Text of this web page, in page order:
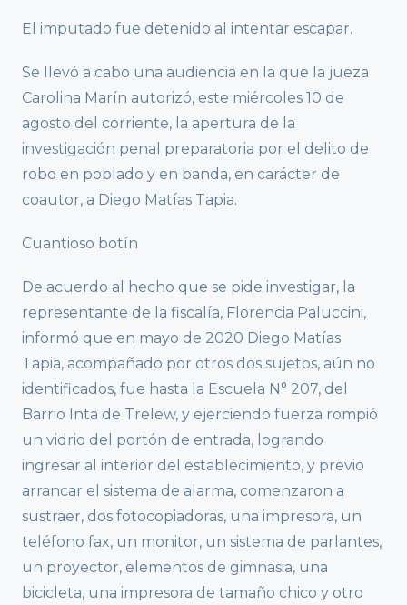
El imputado fue detenido al intentar escapar.
Se llevó a cabo una audiencia en la que la jueza
Carolina Marín autorizó, este miércoles 10 de
agosto del corriente, la apertura de la
investigación penal preparatoria por el delito de
robo en poblado y en banda, en carácter de
coautor, a Diego Matías Tapia.
Cuantioso botín
De acuerdo al hecho que se pide investigar, la
representante de la fiscalía, Florencia Paluccini,
informó que en mayo de 2020 Diego Matías
Tapia, acompañado por otros dos sujetos, aún no
identificados, fue hasta la Escuela N° 207, del
Barrio Inta de Trelew, y ejerciendo fuerza rompió
un vidrio del portón de entrada, logrando
ingresar al interior del establecimiento, y previo
arrancar el sistema de alarma, comenzaron a
sustraer, dos fotocopiadoras, una impresora, un
teléfono fax, un monitor, un sistema de parlantes,
un proyector, elementos de gimnasia, una
bicicleta, una impresora de tamaño chico y otro